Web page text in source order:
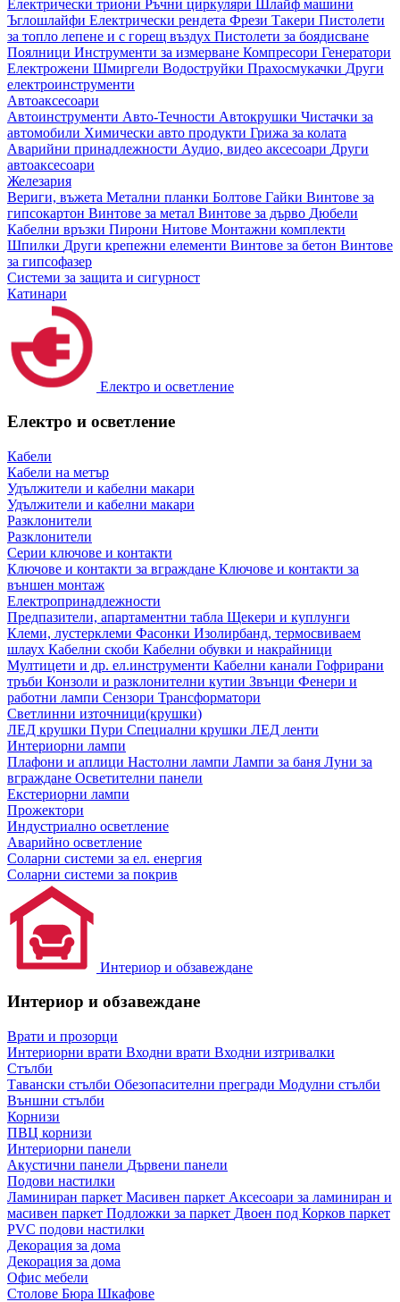
Електрически триони Ръчни циркуляри
Шлайф машини
Ъглошлайфи Електрически рендета Фрези Такери Пистолети
за топло лепене и с горещ въздух Пистолети за боядисване
Поялници Инструменти за измерване Компресори Генератори
Електрожени Шмиргели Водоструйки Прахосмукачки Други
електроинструменти
Автоаксесоари
Автоинструменти Авто-Течности Автокрушки Чистачки за
автомобили Химически авто продукти Грижа за колата
Аварийни принадлежности Аудио, видео аксесоари Други
автоаксесоари
Железария
Вериги, въжета Метални планки Болтове Гайки Винтове за
гипсокартон Винтове за метал Винтове за дърво Дюбели
Кабелни връзки Пирони Нитове Монтажни комплекти
Шпилки Други крепежни елементи Винтове за бетон Винтове
за гипсофазер
Системи за защита и сигурност
Катинари
Електро и осветление
Електро и осветление
Кабели
Кабели на метър
Удължители и кабелни макари
Удължители и кабелни макари
Разклонители
Разклонители
Серии ключове и контакти
Ключове и контакти за вграждане Ключове и контакти за
външен монтаж
Електропринадлежности
Предпазители, апартаментни табла Щекери и куплунги
Клеми, лустерклеми Фасонки Изолирбанд, термосвиваем
шлаух Кабелни скоби Кабелни обувки и накрайници
Мултицети и др. ел.инструменти Кабелни канали Гофрирани
тръби Конзоли и разклонителни кутии Звънци Фенери и
работни лампи Сензори Трансформатори
Светлинни източници(крушки)
ЛЕД крушки Пури Специални крушки ЛЕД ленти
Интериорни лампи
Плафони и аплици Настолни лампи Лампи за баня Луни за
вграждане Осветителни панели
Екстериорни лампи
Прожектори
Индустриално осветление
Аварийно осветление
Соларни системи за ел. енергия
Соларни системи за покрив
Интериор и обзавеждане
Интериор и обзавеждане
Врати и прозорци
Интериорни врати Входни врати Входни изтривалки
Стълби
Тавански стълби Обезопасителни прегради Модулни стълби
Външни стълби
Корнизи
ПВЦ корнизи
Интериорни панели
Акустични панели Дървени панели
Подови настилки
Ламиниран паркет Масивен паркет Аксесоари за ламиниран и
масивен паркет Подложки за паркет Двоен под Корков паркет
PVC подови настилки
Декорация за дома
Декорация за дома
Офис мебели
Столове Бюра Шкафове